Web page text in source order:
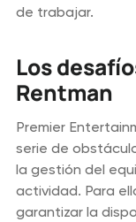
de trabajar.
Los
Rentman
Premier
serie de
la gestión del
actividad. Para
garantizar la